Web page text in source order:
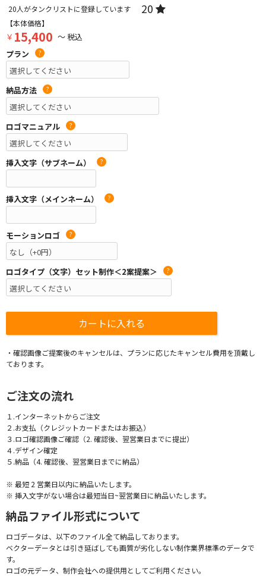
20人がタンクリストに登録しています 20
【本体価格】
￥ 15,400 ～ 税込
プラン
?
納品方法 ?
ロゴマニュアル ?
挿入文字（サブネーム） ?
挿入文字（メインネーム） ?
モーションロゴ ?
ロゴタイプ（文字）セット制作＜2案提案＞ ?
・確認画像ご提案後のキャンセルは、プランに応じたキャンセル費用を頂戴し
ております。
ご注文の流れ
１.インターネットからご注文
２.お支払（クレジットカードまたはお振込）
３.ロゴ確認画像ご確認（2. 確認後、翌営業日までに提出）
４.デザイン確定
５.納品（4. 確認後、翌営業日までに納品）
※ 最短 2 営業日以内に納品いたします。
※ 挿入文字がない場合は最短当日~翌営業日に納品いたします。
納品ファイル形式について
ロゴデータは、以下のファイル全て納品しております。
ベクターデータとは引き延ばしても画質が劣化しない制作業界標準のデータで
す。
ロゴの元データ、制作会社への提供用としてご利用ください。